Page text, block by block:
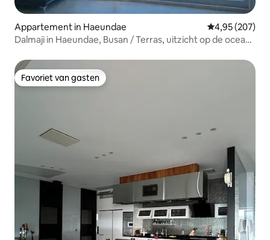
Appartement in Haeundae Gemiddelde
4,95 (207)
Dalmaji in Haeundae, Busan / Terras, uitzicht op de oceaan
Gratis parkeren /
Favoriet van gasten
Favoriet van gasten